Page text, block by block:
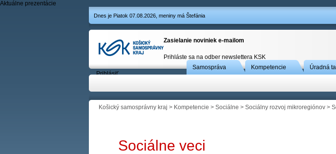
Aktuálne prezentácie
Dnes je Piatok 07.08.2026, meniny má Štefánia
Zasielanie noviniek e-mailom
Prihláste sa na odber newslettera KSK
Prihlásiť
Samospráva Kompetencie Úradná
Košický samosprávny kraj > Kompetencie > Sociálne > Sociálny rozvoj mikroregiónov >
Sociálne veci